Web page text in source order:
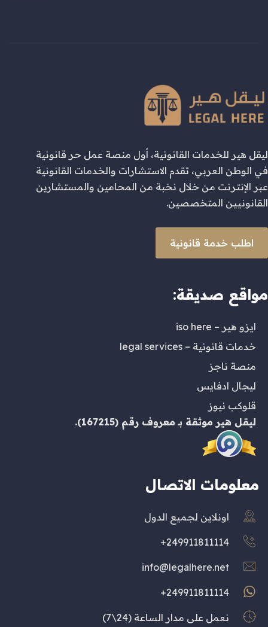
ليقل هير للخدمات القانونية، أول منصة عمل حر قانونية
في الوطن العربي، تقدم الاستشارات والخدمات القانونية
عبر الإنترنت من خلال نخبة من المحامين والمستشارين
القانونيين المتخصصين.
اطلب خدمة قانونية
مواقع صديقة:
ايزو هير – iso here
خدمات قانونية – legal services
منصة ناجز
ليجال ادفايس
قلوكب نيوز
ليقل هير موثقة بـ معروف رقم (167215).
معلومات الاتصال
اونلاين لجميع الدول
249911811114+
info@legalhere.net
249911811114+
نعمل على مدار الساعة (24\7)